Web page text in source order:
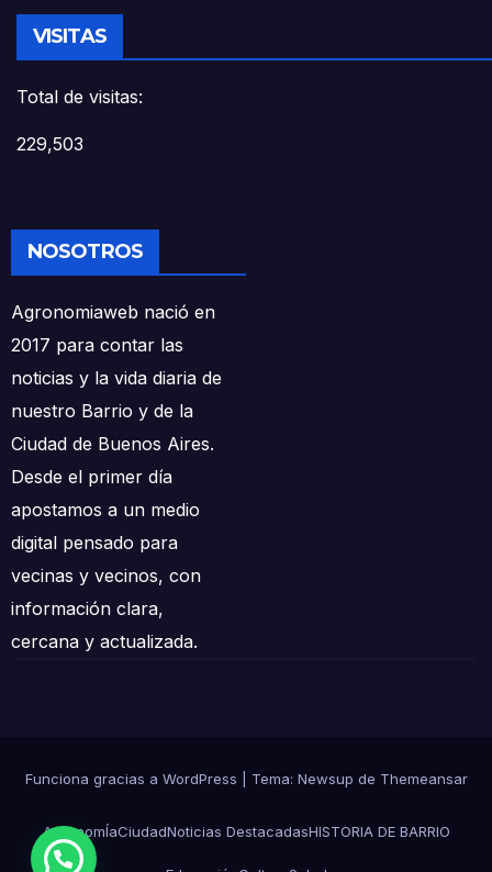
VISITAS
Total de visitas:
229,503
NOSOTROS
Agronomiaweb nació en
2017 para contar las
noticias y la vida diaria de
nuestro Barrio y de la
Ciudad de Buenos Aires.
Desde el primer día
apostamos a un medio
digital pensado para
vecinas y vecinos, con
información clara,
cercana y actualizada.
Funciona gracias a WordPress Tema: Newsup de Themeansar
AgronomÍaCiudadNoticias DestacadasHISTORIA DE BARRIO